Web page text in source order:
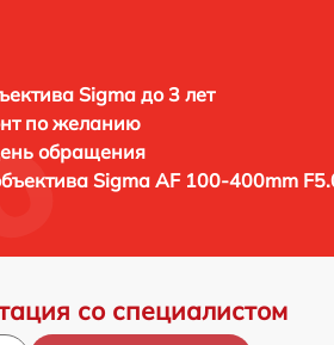
Sigma до 3 лет
по желанию
обращения
Sigma AF 100-400mm
со специалистом